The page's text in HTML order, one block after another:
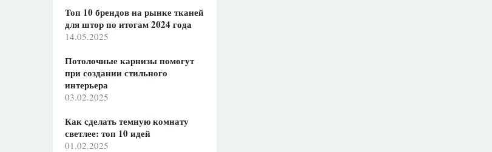
Топ 10 брендов на рынке тканей
для штор по итогам 2024 года
14.05.2025
Потолочные карнизы помогут
при создании стильного
интерьера
03.02.2025
Как сделать темную комнату
светлее: топ 10 идей
01.02.2025